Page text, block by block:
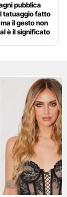
pubblica
tatuaggio fatto
il gesto non
è il significato